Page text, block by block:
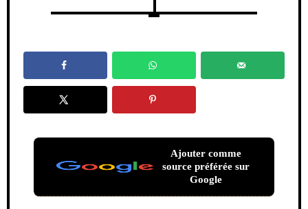
Ajouter comme
source préférée sur
Google